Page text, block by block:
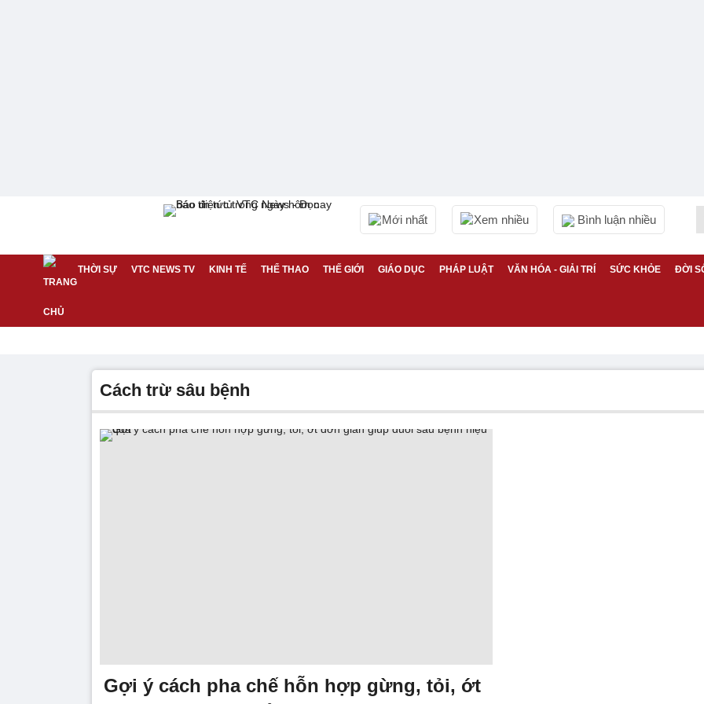
Mới nhất Xem nhiều Bình luận nhiều
THỜI SỰ VTC NEWS TV KINH TẾ THỂ THAO THẾ GIỚI GIÁO DỤC PHÁP LUẬT VĂN HÓA - GIẢI TRÍ SỨC KHỎE ĐỜI
cách trừ sâu bệnh
Gợi ý cách pha chế hỗn hợp gừng, tỏi, ớt